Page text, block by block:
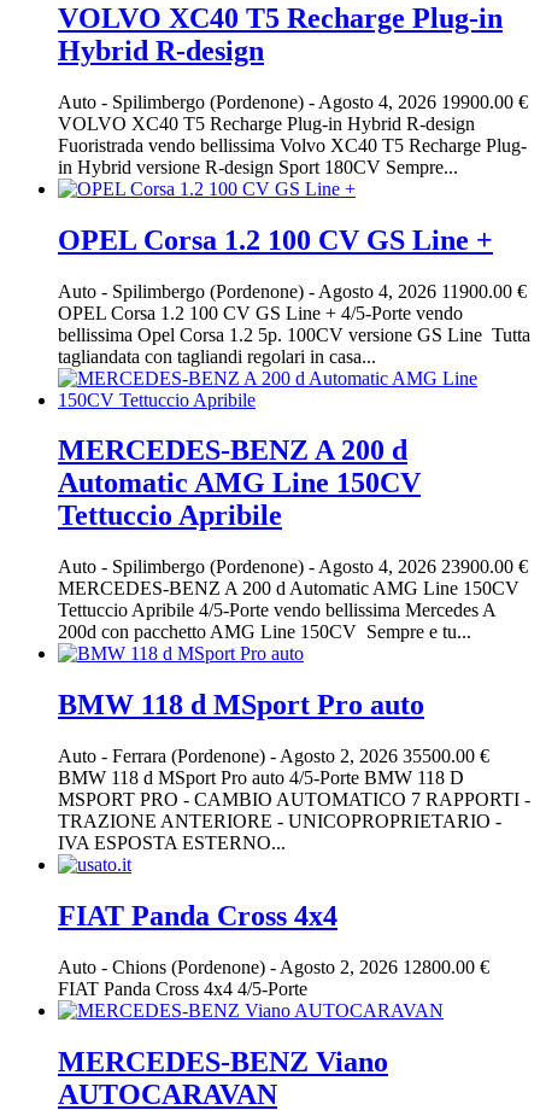
VOLVO XC40 T5 Recharge Plug-in
Hybrid R-design
Auto - Spilimbergo (Pordenone) - Agosto 4, 2026 19900.00 €
VOLVO XC40 T5 Recharge Plug-in Hybrid R-design
Fuoristrada vendo bellissima Volvo XC40 T5 Recharge Plug-
in Hybrid versione R-design Sport 180CV Sempre...
OPEL Corsa 1.2 100 CV GS Line +
Auto - Spilimbergo (Pordenone) - Agosto 4, 2026 11900.00 €
OPEL Corsa 1.2 100 CV GS Line + 4/5-Porte vendo
bellissima Opel Corsa 1.2 5p. 100CV versione GS Line Tutta
tagliandata con tagliandi regolari in casa...
MERCEDES-BENZ A 200 d
Automatic AMG Line 150CV
Tettuccio Apribile
Auto - Spilimbergo (Pordenone) - Agosto 4, 2026 23900.00 €
MERCEDES-BENZ A 200 d Automatic AMG Line 150CV
Tettuccio Apribile 4/5-Porte vendo bellissima Mercedes A
200d con pacchetto AMG Line 150CV Sempre e tu...
BMW 118 d MSport Pro auto
Auto - Ferrara (Pordenone) - Agosto 2, 2026 35500.00 €
BMW 118 d MSport Pro auto 4/5-Porte BMW 118 D
MSPORT PRO - CAMBIO AUTOMATICO 7 RAPPORTI -
TRAZIONE ANTERIORE - UNICOPROPRIETARIO -
IVA ESPOSTA ESTERNO...
FIAT Panda Cross 4x4
Auto - Chions (Pordenone) - Agosto 2, 2026 12800.00 €
FIAT Panda Cross 4x4 4/5-Porte
MERCEDES-BENZ Viano
AUTOCARAVAN